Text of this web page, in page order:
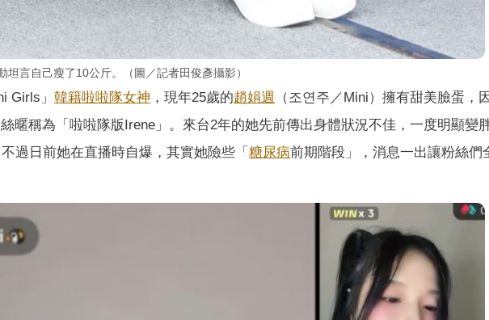
坦言自己瘦了10公斤。（圖／記者田俊彥攝影）
Girls」 韓籍啦啦隊女神 ，現年25歲的趙娟週
（조연주／Mini）擁有甜美臉蛋，
暱稱為「啦啦隊版Irene」。來台2年的她先前傳出身體狀況不佳，一度明顯變
不過日前她在直播時自爆，其實她險些「 糖尿病前期階段」，消息一出讓粉絲們